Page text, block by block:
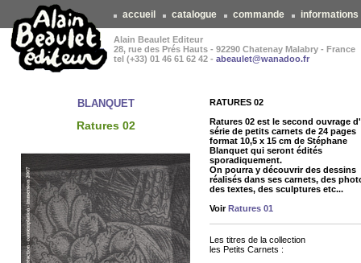
accueil catalogue commande informations
Alain Beaulet Editeur
28, rue des Prés Hauts - 92290 Chatenay Malabry - France
tel (+33) 01 46 61 62 42 - abeaulet@wanadoo.fr
BLANQUET
Ratures 02
RATURES 02
Ratures 02 est le second ouvrage
série de petits carnets de 24 pages
format 10,5 x 15 cm de Stéphane
Blanquet qui seront édités
sporadiquement.
On pourra y découvrir des dessins
réalisés dans ses carnets, des
des textes, des sculptures etc...
VoirRatures 01
Les titres de la collection
les Petits Carnets :